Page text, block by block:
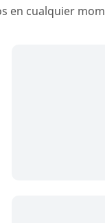
en cualquier